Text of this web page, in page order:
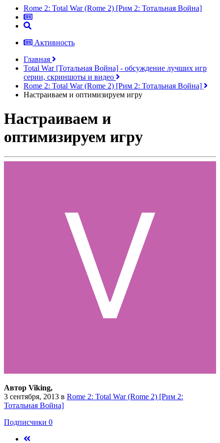
Rome 2: Total War (Rome 2) [Рим 2: Тотальная Война]
Активность
Главная
Total War [Тотальная Война] - обсуждение лучших игр
серии, скриншоты и видео
Rome 2: Total War (Rome 2) [Рим 2: Тотальная Война]
Настраиваем и оптимизируем игру
Настраиваем и
оптимизируем игру
Автор Viking,
3 сентября, 2013 в Rome 2: Total War (Rome 2) [Рим 2:
Тотальная Война]
Подписчики 0